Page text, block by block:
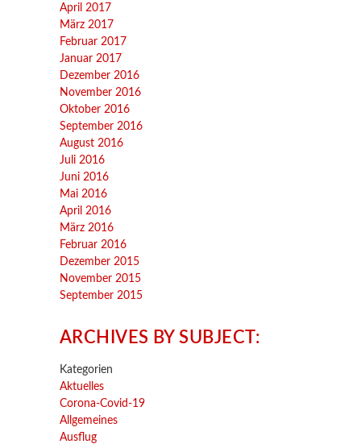
April 2017
März 2017
Februar 2017
Januar 2017
Dezember 2016
November 2016
Oktober 2016
September 2016
August 2016
Juli 2016
Juni 2016
Mai 2016
April 2016
März 2016
Februar 2016
Dezember 2015
November 2015
September 2015
ARCHIVES BY SUBJECT:
Kategorien
Aktuelles
Corona-Covid-19
Allgemeines
Ausflug